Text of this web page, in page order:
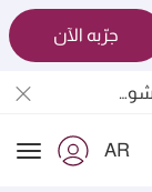
جرّبه الآن
المسافرون بين الدوحة وأوكلاند على متن الرحلات الجوية رقم QR914 ورقم QR915
18 يونيو 2026: تحديثات خاصة باصطحاب الشواحن المحمولة أثناء السفر
الخطوط الجوية القطرية تعزز شبكة وجهاتها العالمية لتشمل ما يزيد عن 160 وجهة
AR